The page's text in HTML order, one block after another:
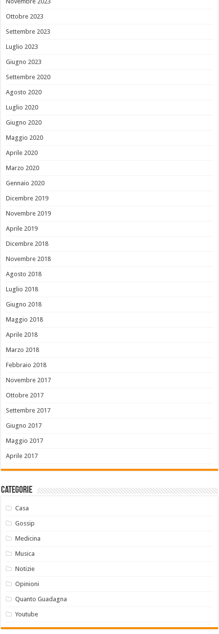
Ottobre 2023
Settembre 2023
Luglio 2023
Giugno 2023
Settembre 2020
Agosto 2020
Luglio 2020
Giugno 2020
Maggio 2020
Aprile 2020
Marzo 2020
Gennaio 2020
Dicembre 2019
Novembre 2019
Aprile 2019
Dicembre 2018
Novembre 2018
Agosto 2018
Luglio 2018
Giugno 2018
Maggio 2018
Aprile 2018
Marzo 2018
Febbraio 2018
Novembre 2017
Ottobre 2017
Settembre 2017
Giugno 2017
Maggio 2017
Aprile 2017
Categorie
Casa
Gossip
Medicina
Musica
Notizie
Opinioni
Quanto Guadagna
Youtube